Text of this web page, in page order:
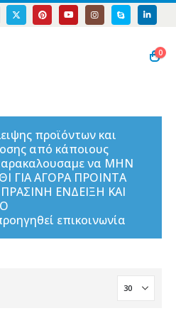
0
προϊόντων και
από κάποιους
να ΜΗΝ
ΓΙΑ ΑΓΟΡΑ ΠΡΟΙΝΤΑ
ΕΝΔΕΙΞΗ ΚΑΙ
επικοινωνία